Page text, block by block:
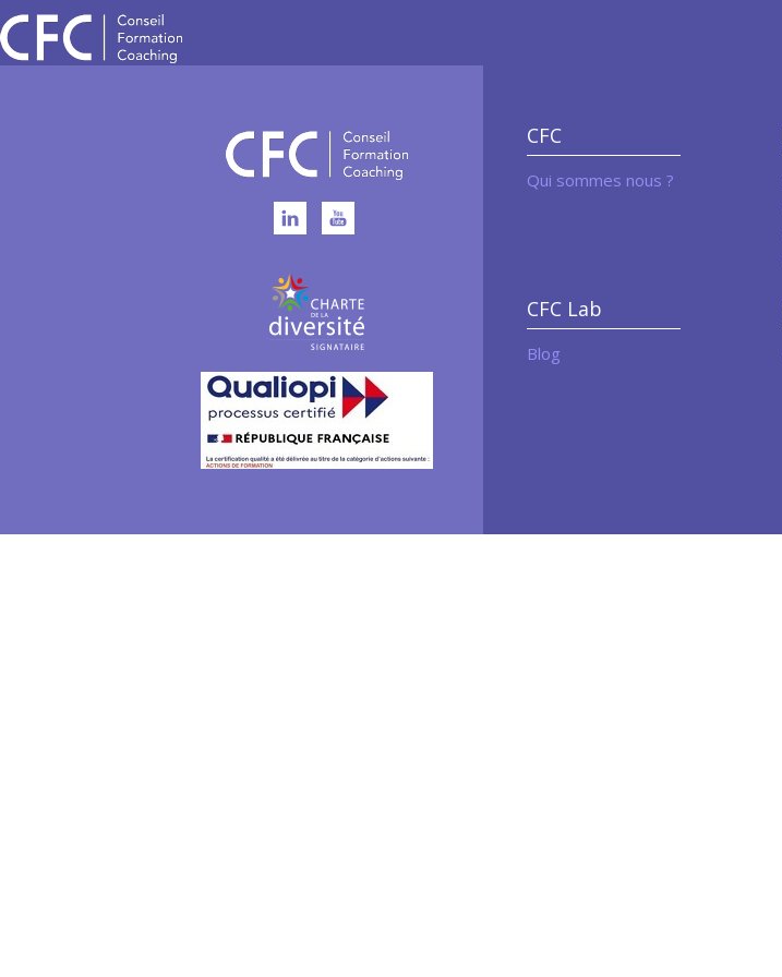
CFC
Qui sommes nous ?
CFC Lab
Blog